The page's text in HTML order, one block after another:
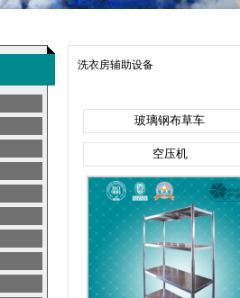
洗衣房辅助设备
玻璃钢布草车
空压机